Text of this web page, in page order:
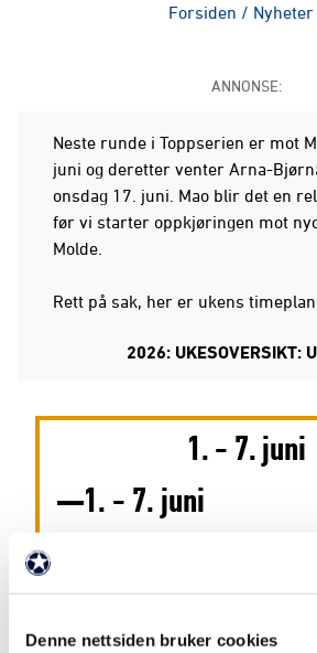
Denne nettsiden bruker cookies
Forsiden / Nyheter
ANNONSE:
Neste runde i Toppserien er mot
juni og deretter venter Arna-
onsdag 17. juni. Mao blir det en
før vi starter oppkjøringen mot
Molde.
Rett på sak, her er ukens
2026: UKESOVERSIKT:
1. - 7. juni
1. - 7. juni
Treningene er åpne for
vi ser deg gjerne på nye